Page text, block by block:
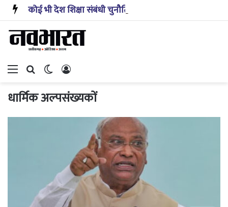
Menu Search forSwitch skin
धार्मिक अल्पसंख्यकों